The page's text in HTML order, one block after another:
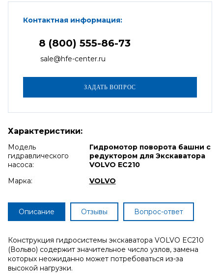
Контактная информация:
8 (800) 555-86-73
sale@hfe-center.ru
Характеристики:
Модель
гидравлического
насоса:
Гидромотор поворота башни с
редуктором для Экскаватора
VOLVO EC210
Марка:
VOLVO
Описание Отзывы Вопрос-ответ
Конструкция гидросистемы экскаватора VOLVO EC210
(Вольво) содержит значительное число узлов, замена
которых неожиданно может потребоваться из-за
высокой нагрузки.